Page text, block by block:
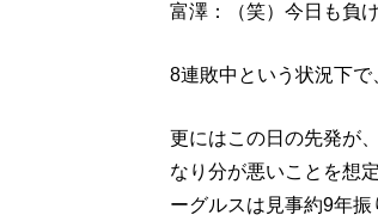
富澤：（笑）今日も負
8連敗中という状況下で
更にはこの日の先発が
なり分が悪いことを想
ーグルスは見事約9年振